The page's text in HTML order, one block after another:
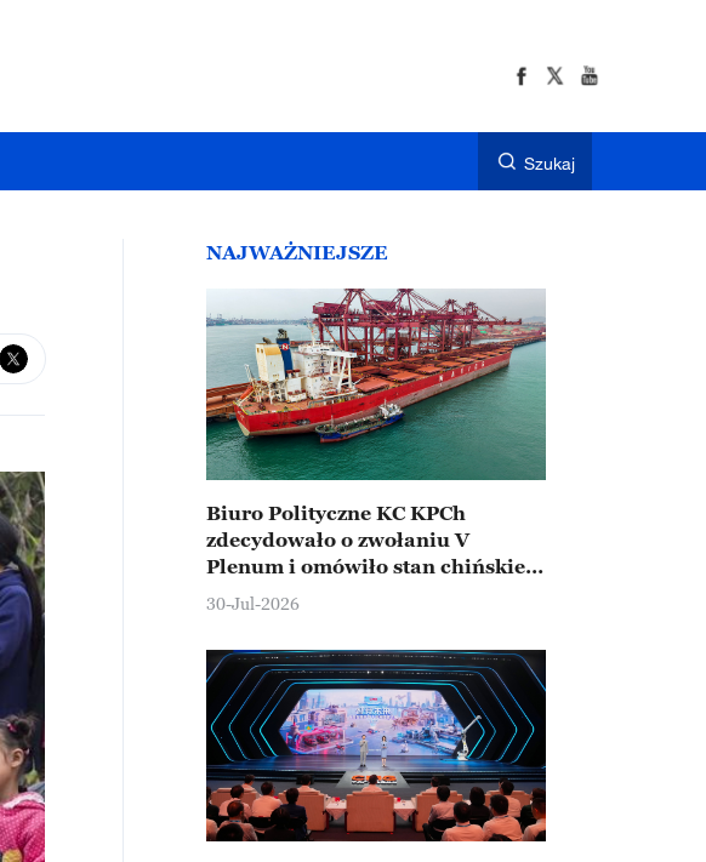
Szukaj
NAJWAŻNIEJSZE
Biuro Polityczne KC KPCh
zdecydowało o zwołaniu V
Plenum i omówiło stan chińskiej
gospodarki
30-Jul-2026